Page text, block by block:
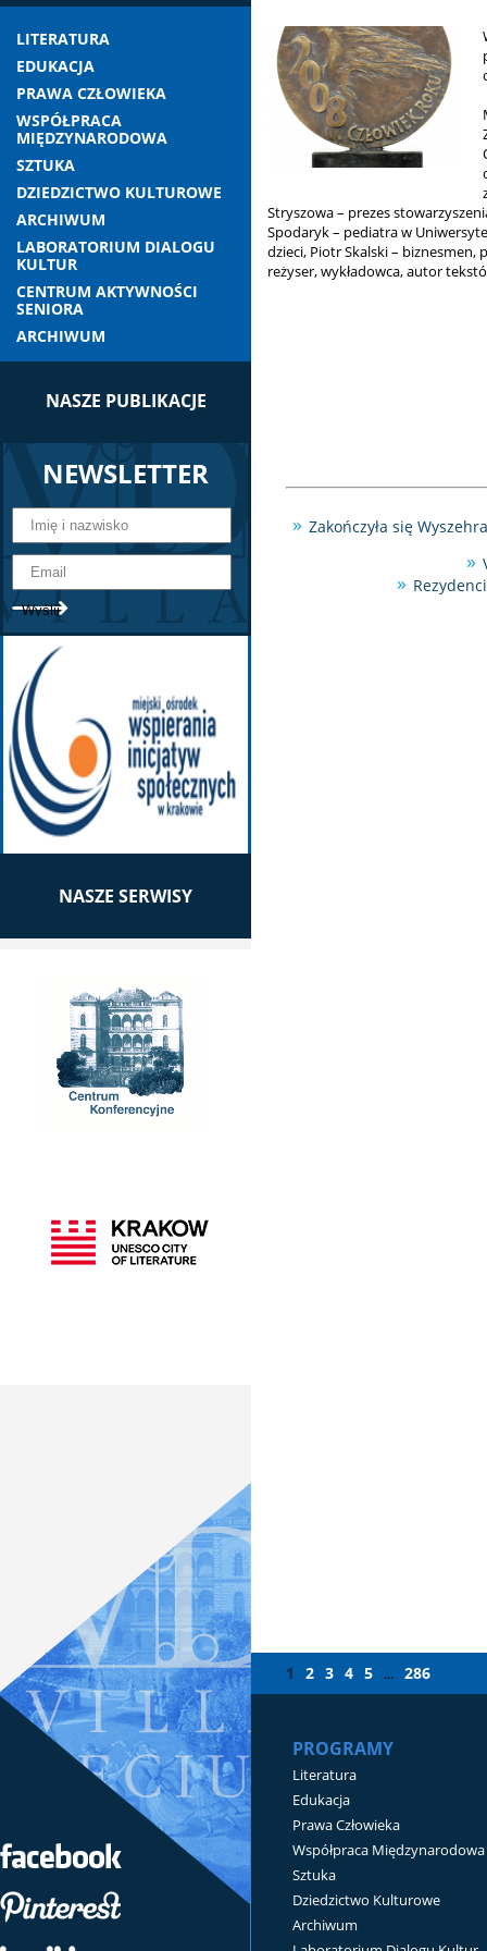
LITERATURA
EDUKACJA
PRAWA CZŁOWIEKA
WSPÓŁPRACA
MIĘDZYNARODOWA
SZTUKA
DZIEDZICTWO KULTUROWE
ARCHIWUM
LABORATORIUM DIALOGU
KULTUR
CENTRUM AKTYWNOŚCI
SENIORA
ARCHIWUM
NASZE PUBLIKACJE
NEWSLETTER
NASZE SERWISY
Stryszowa – prezes
Spodaryk – pediatra w
dzieci, Piotr Skalski – biznesmen,
reżyser, wykładowca, autor
Zakończyła się
1 2 3 4 5 ... 286
PROGRAMY
Literatura
Edukacja
Prawa Człowieka
Współpraca Międzynarodowa
Sztuka
Dziedzictwo Kulturowe
Archiwum